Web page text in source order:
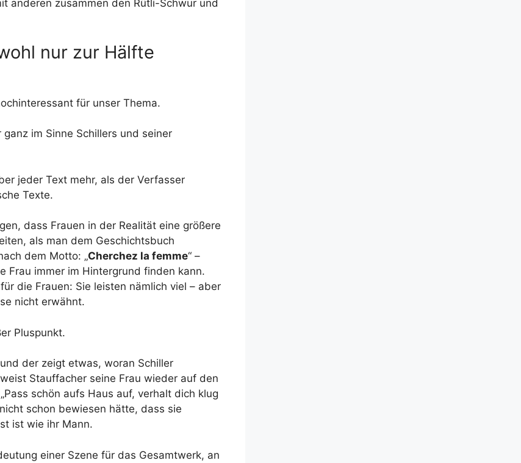
anderen zusammen den Rütli-Schwur und
nur zur Hälfte
für unser Thema.
im Sinne Schillers und seiner
jeder Text mehr, als der Verfasser
Texte.
dass Frauen in der Realität eine größere
als man dem Geschichtsbuch
dem Motto: „Cherchez la femme“ –
Frau immer im Hintergrund finden kann.
die Frauen: Sie leisten nämlich viel – aber
nicht erwähnt.
Pluspunkt.
der zeigt etwas, woran Schiller
Stauffacher seine Frau wieder auf den
schön aufs Haus auf, verhalt dich klug
schon bewiesen hätte, dass sie
ist wie ihr Mann.
einer Szene für das Gesamtwerk, an